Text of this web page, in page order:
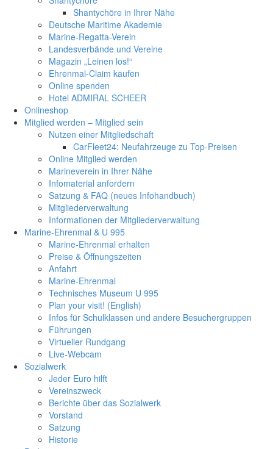
Shantychöre in Ihrer Nähe
Deutsche Maritime Akademie
Marine-Regatta-Verein
Landesverbände und Vereine
Magazin „Leinen los!“
Ehrenmal-Claim kaufen
Online spenden
Hotel ADMIRAL SCHEER
Onlineshop
Mitglied werden – Mitglied sein
Nutzen einer Mitgliedschaft
CarFleet24: Neufahrzeuge zu Top-Preisen
Online Mitglied werden
Marineverein in Ihrer Nähe
Infomaterial anfordern
Satzung & FAQ (neues Infohandbuch)
Mitgliederverwaltung
Informationen der Mitgliederverwaltung
Marine-Ehrenmal & U 995
Marine-Ehrenmal erhalten
Preise & Öffnungszeiten
Anfahrt
Marine-Ehrenmal
Technisches Museum U 995
Plan your visit! (English)
Infos für Schulklassen und andere Besuchergruppen
Führungen
Virtueller Rundgang
Live-Webcam
Sozialwerk
Jeder Euro hilft
Vereinszweck
Berichte über das Sozialwerk
Vorstand
Satzung
Historie